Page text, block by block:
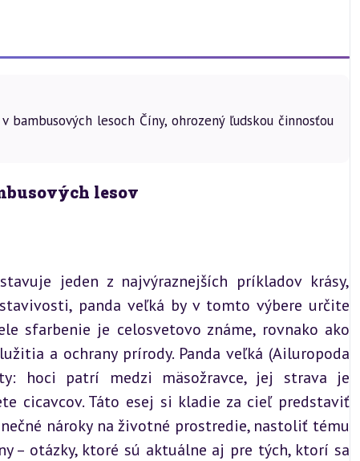
lesoch Číny, ohrozený ľudskou činnosťou
lesov
jeden z najvýraznejších príkladov krásy,
panda veľká by v tomto výbere určite
sfarbenie je celosvetovo známe, rovnako ako
a ochrany prírody. Panda veľká (Ailuropoda
hoci patrí medzi mäsožravce, jej strava je
cicavcov. Táto esej si kladie za cieľ predstaviť
nároky na životné prostredie, nastoliť tému
– otázky, ktoré sú aktuálne aj pre tých, ktorí sa